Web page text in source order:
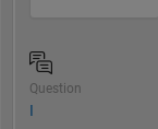
Question
I